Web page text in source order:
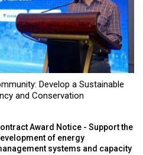
Develop a Sustainable
and Conservation
Award Notice - Support the
of energy
systems and capacity